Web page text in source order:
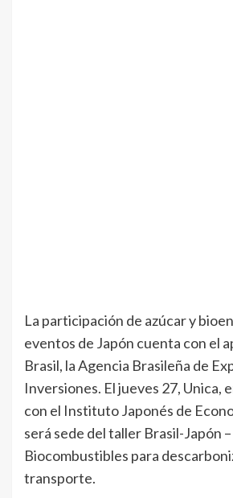
La participación de azúcar y
eventos de Japón cuenta con el
Brasil, la Agencia Brasileña de
Inversiones. El jueves 27, Unica,
con el Instituto Japonés de
será sede del taller Brasil-Japón –
Biocombustibles para
transporte.